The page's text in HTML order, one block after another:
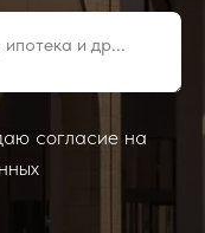
и др...
согласие на